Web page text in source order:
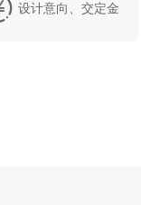
设计意向、交定金